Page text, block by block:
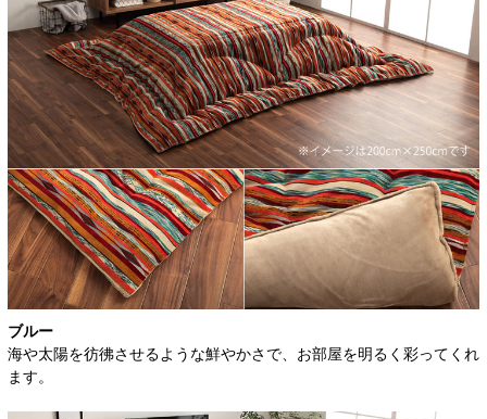
ブルー
海や太陽を彷彿させるような鮮やかさで、お部屋を明るく彩ってくれ
ます。